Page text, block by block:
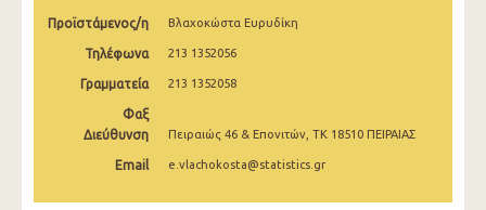
1o Τρίμηνο 2023
3o Τρίμηνο 2022
2o Τρίμηνο 2022
Προϊστάμενος/η Βλαχοκώστα Ευρυδίκη
Τηλέφωνα 213 1352056
Γραμματεία 213 1352058
Φαξ
Διεύθυνση
Πειραιώς 46 & Επονιτών, ΤΚ 18510 ΠΕΙΡΑΙΑΣ
Email e.vlachokosta@statistics.gr